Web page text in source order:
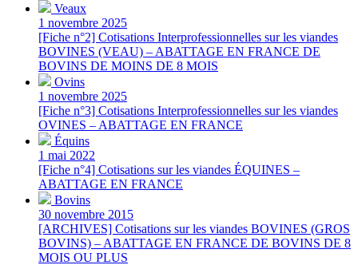
Veaux
1 novembre 2025
[Fiche n°2] Cotisations Interprofessionnelles sur les viandes
BOVINES (VEAU) – ABATTAGE EN FRANCE DE
BOVINS DE MOINS DE 8 MOIS
Ovins
1 novembre 2025
[Fiche n°3] Cotisations Interprofessionnelles sur les viandes
OVINES – ABATTAGE EN FRANCE
Équins
1 mai 2022
[Fiche n°4] Cotisations sur les viandes ÉQUINES –
ABATTAGE EN FRANCE
Bovins
30 novembre 2015
[ARCHIVES] Cotisations sur les viandes BOVINES (GROS
BOVINS) – ABATTAGE EN FRANCE DE BOVINS DE 8
MOIS OU PLUS